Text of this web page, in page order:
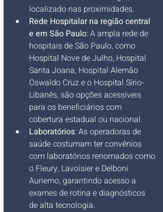
localizado nas proximidades.
Rede Hospitalar na região central
e em São Paulo: A ampla rede de
hospitais de São Paulo, como
Hospital Nove de Julho, Hospital
Santa Joana, Hospital Alemão
Oswaldo Cruz e o Hospital Sírio-
Libanês, são opções acessíveis
para os beneficiários com
cobertura estadual ou nacional.
Laboratórios: As operadoras de
saúde costumam ter convênios
com laboratórios renomados como
o Fleury, Lavoisier e Delboni
Auriemo, garantindo acesso a
exames de rotina e diagnósticos
de alta tecnologia.